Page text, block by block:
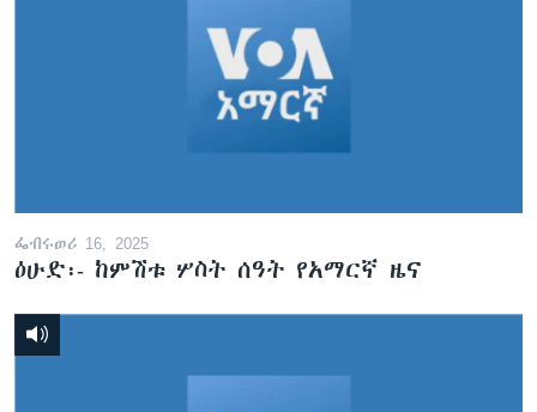
ፌብሩወሪ 16, 2025
ዕሁድ፡- ከምሽቱ ሦስት ሰዓት የአማርኛ ዜና